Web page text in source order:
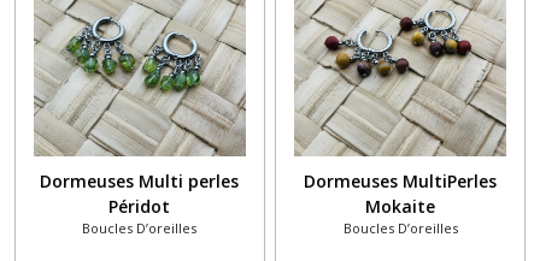
Dormeuses Multi perles
Péridot
Boucles D’oreilles
Dormeuses MultiPerles
Mokaite
Boucles D’oreilles